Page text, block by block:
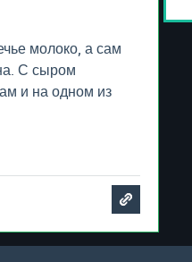
молоко, а сам
С сыром
и на одном из